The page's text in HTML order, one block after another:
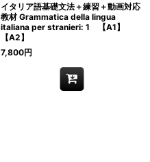
イタリア語基礎文法＋練習＋動画対応
教材 Grammatica della lingua
italiana per stranieri: 1 【A1】
【A2】
7,800円